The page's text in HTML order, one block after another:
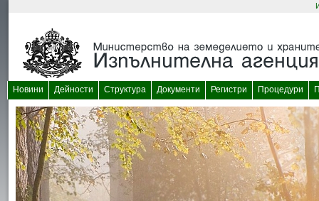
Новини Дейности Структура Документи Регистри Процедури